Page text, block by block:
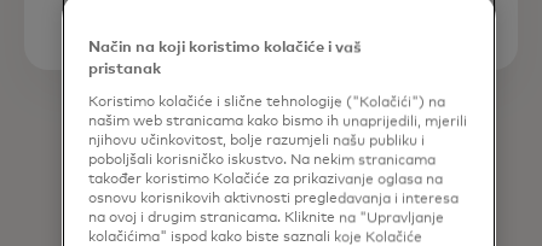
Način na koji koristimo kolačiće i vaš
pristanak
Koristimo kolačiće i slične tehnologije ("Kolačići") na
našim web stranicama kako bismo ih unaprijedili, mjerili
njihovu učinkovitost, bolje razumjeli našu publiku i
poboljšali korisničko iskustvo. Na nekim stranicama
također koristimo Kolačiće za prikazivanje oglasa na
osnovu korisnikovih aktivnosti pregledavanja i interesa
na ovoj i drugim stranicama. Kliknite na "Upravljanje
kolačićima" ispod kako biste saznali koje Kolačiće